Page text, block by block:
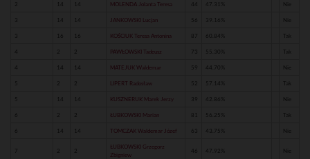
2 14 14 MOLENDA Jolanta Teresa 44 47.31% Nie
14 14 JANKOWSKI Lucjan 56 39.16% Nie
16 16 KOŚCIUK Teresa Antonina 87 60.84% Tak
4 2 2 PAWŁOWSKI Tadeusz 73 Tak
4 14 14 MATEJUK Waldemar 44.70% Nie
2 2 LIPERT Radosław 52 57.14% Tak
14 14 KUSZNERUK Marek Jerzy 42.86% Nie
6 2 2 ŁUBKOWSKI Marian 81 56.25% Tak
6 14 14 TOMCZAK Waldemar Józef 63 43.75% Nie
7 2 2
ŁUBKOWSKI Grzegorz
Zbigniew
46 47.92% Nie